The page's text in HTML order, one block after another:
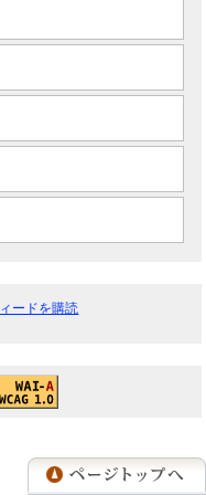
ードを購読